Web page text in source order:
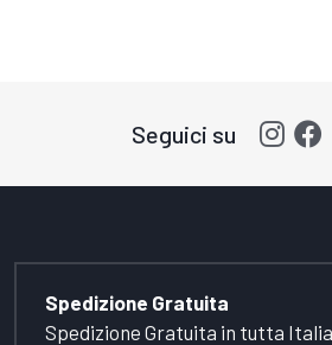
Seguici su
Spedizione Gratuita
Spedizione Gratuita in tutta Italia